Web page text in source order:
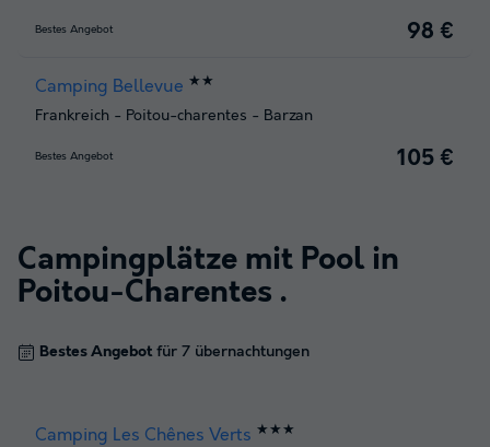
Bestes Angebot 98 €
Camping Bellevue ★★
Frankreich - Poitou-charentes - Barzan
Bestes Angebot 105 €
Campingplätze mit Pool in
Poitou-Charentes .
Bestes Angebot für 7 übernachtungen
Camping Les Chênes Verts ★★★